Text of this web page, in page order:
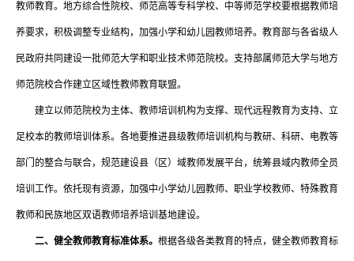
教师教育。地方综合性院校、师范高等专科学校、中等师范学校要根据教师培
养要求，积极调整专业结构，加强小学和幼儿园教师培养。教育部与各省级人
民政府共同建设一批师范大学和职业技术师范院校。支持部属师范大学与地方
师范院校合作建立区域性教师教育联盟。
建立以师范院校为主体、教师培训机构为支撑、现代远程教育为支持、立
足校本的教师培训体系。各地要推进县级教师培训机构与教研、科研、电教等
部门的整合与联合，规范建设县（区）域教师发展平台，统筹县域内教师全员
培训工作。依托现有资源，加强中小学幼儿园教师、职业学校教师、特殊教育
教师和民族地区双语教师培养培训基地建设。
二、健全教师教育标准体系。 根据各级各类教育的特点，健全教师教育标